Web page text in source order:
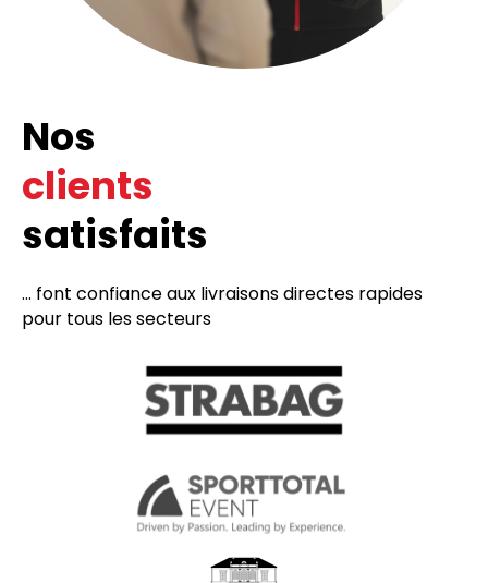
Nos
clients
satisfaits
... font confiance aux livraisons directes rapides
pour tous les secteurs